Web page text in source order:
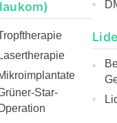
Lasertherapie
Star-